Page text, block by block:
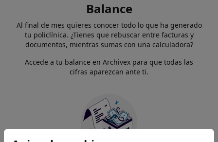
Balance
Al final de mes quieres conocer todo lo que ha generado
tu policlínica. ¿Tienes que rebuscar entre facturas y
documentos, mientras sumas con una calculadora?
Accede a tu balance en Archivex para que todas las
cifras aparezcan ante ti.